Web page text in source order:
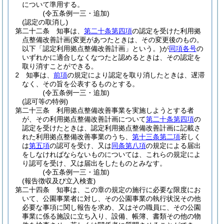
について準用する。
(令五条例一三・追加)
(認定の取消し)
第二十二条
知事は、 第二十条第四項の認定を受けた利用拠
点整備改善計画(変更があつたときは、その変更後のもの。
以下「認定利用拠点整備改善計画」という。)が同項各号の
いずれかに適合しなくなつたと認めるときは、その認定を
取り消すことができる。
2
知事は、 前項の規定により認定を取り消したときは、遅滞
なく、その旨を公表するものとする。
(令五条例一三・追加)
(認可等の特例)
第二十三条
利用拠点整備改善事業を実施しようとする者
が、その利用拠点整備改善計画について第二十条第四項の
認定を受けたときは、認定利用拠点整備改善計画に記載さ
れた利用拠点整備改善事業のうち、 第十三条第二項若しく
は第五項の認可を受け、又は同条第八項の規定による届出
をしなければならないものについては、これらの規定によ
り認可を受け、又は届出をしたものとみなす。
(令五条例一三・追加)
(報告徴収及び立入検査)
第二十四条
知事は、この章の規定の施行に必要な限度にお
いて、公園事業者に対し、その公園事業の執行状況その他
必要な事項に関し報告を求め、又はその職員に、その公園
事業に係る施設に立ち入り、設備、帳簿、書類その他の物